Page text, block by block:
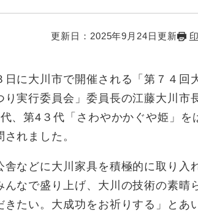
更新日：2025年9月24日更新
に大川市で開催される「第７４回
り実行委員会」委員長の江藤大川市
、第4３代「さわやかかぐや姫」を
れました。
などに大川家具を積極的に取り入
んなで盛り上げ、大川の技術の素晴
たい。大成功をお祈りする」とあ